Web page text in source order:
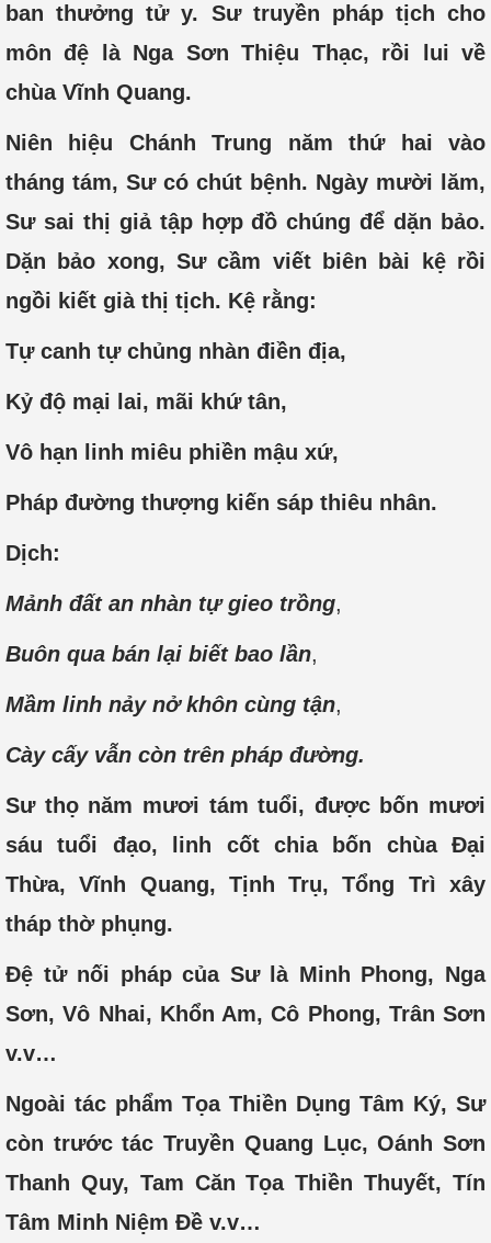
ban thưởng tử y. Sư truyền pháp tịch cho
môn đệ là Nga Sơn Thiệu Thạc, rồi lui về
chùa Vĩnh Quang.
Niên hiệu Chánh Trung năm thứ hai vào
tháng tám, Sư có chút bệnh. Ngày mười lăm,
Sư sai thị giả tập hợp đồ chúng để dặn bảo.
Dặn bảo xong, Sư cầm viết biên bài kệ rồi
ngồi kiết già thị tịch. Kệ rằng:
Tự canh tự chủng nhàn điền địa,
Kỷ độ mại lai, mãi khứ tân,
Vô hạn linh miêu phiền mậu xứ,
Pháp đường thượng kiến sáp thiêu nhân.
Dịch:
Mảnh đất an nhàn tự gieo trồng,
Buôn qua bán lại biết bao lần,
Mầm linh nảy nở khôn cùng tận,
Cày cấy vẫn còn trên pháp đường.
Sư thọ năm mươi tám tuổi, được bốn mươi
sáu tuổi đạo, linh cốt chia bốn chùa Đại
Thừa, Vĩnh Quang, Tịnh Trụ, Tổng Trì xây
tháp thờ phụng.
Đệ tử nối pháp của Sư là Minh Phong, Nga
Sơn, Vô Nhai, Khổn Am, Cô Phong, Trân Sơn
v.v…
Ngoài tác phẩm Tọa Thiền Dụng Tâm Ký, Sư
còn trước tác Truyền Quang Lục, Oánh Sơn
Thanh Quy, Tam Căn Tọa Thiền Thuyết, Tín
Tâm Minh Niệm Đề v.v…